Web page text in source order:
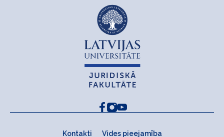
Kontakti Vides pieejamība